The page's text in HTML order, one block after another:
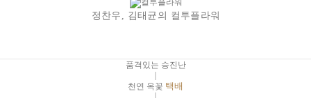
정찬우, 김태균의 컬투플라워
품격있는 승진난
|
천연 옥꽃 택배